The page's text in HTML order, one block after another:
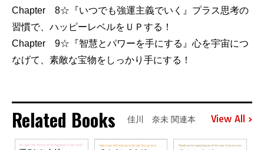
Chapter 8☆『いつでも強運主義でいく』プラス思考の
習慣で、ハッピーレベルをＵＰする！
Chapter 9☆『智慧とパワーを手にする』心を宇宙につ
なげて、素敵な宝物をしっかり手にする！
Related Books 佳川 奈未 関連本 View All